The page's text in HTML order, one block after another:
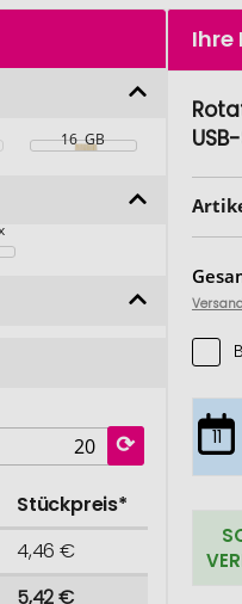
16  GB
Stückpreis*
4,46 €
5,42 €
Ihre
11